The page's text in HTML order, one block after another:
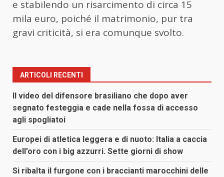
e stabilendo un risarcimento di circa 15
mila euro, poiché il matrimonio, pur tra
gravi criticità, si era comunque svolto.
ARTICOLI RECENTI
Il video del difensore brasiliano che dopo aver
segnato festeggia e cade nella fossa di accesso
agli spogliatoi
Europei di atletica leggera e di nuoto: Italia a caccia
dell’oro con i big azzurri. Sette giorni di show
Si ribalta il furgone con i braccianti marocchini delle